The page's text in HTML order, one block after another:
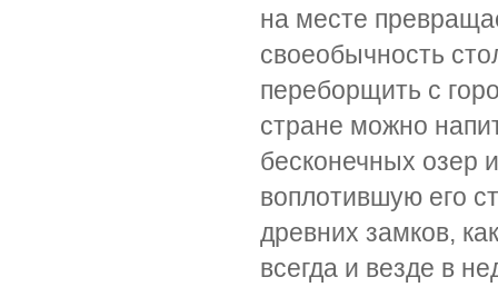
на месте
своеобычность
переборщить с
стране можно
бесконечных озер
воплотившую его
древних замков,
всегда и везде в